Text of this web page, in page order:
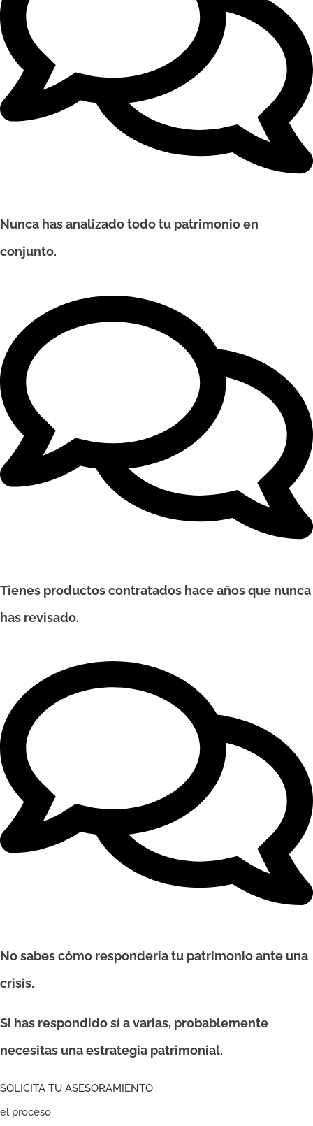
Nunca has analizado todo tu patrimonio en
conjunto.
Tienes productos contratados hace años que nunca
has revisado.
No sabes cómo respondería tu patrimonio ante una
crisis.
Si has respondido sí a varias, probablemente
necesitas una estrategia patrimonial.
SOLICITA TU ASESORAMIENTO
el proceso